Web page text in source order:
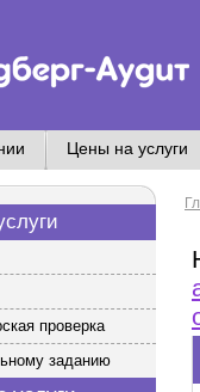
Цены на услуги
проверка
заданию